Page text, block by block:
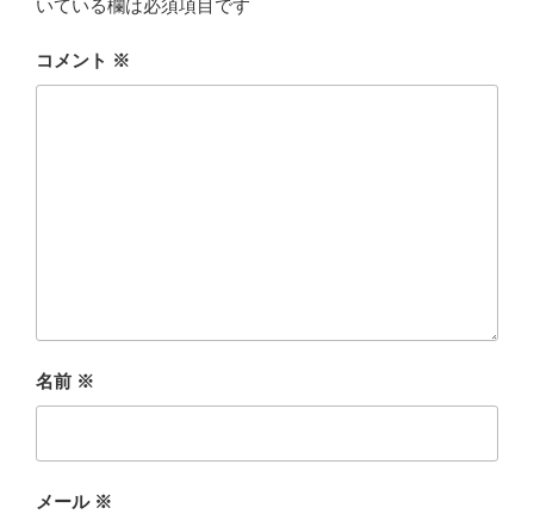
いている欄は必須項目です
コメント ※
名前 ※
メール ※